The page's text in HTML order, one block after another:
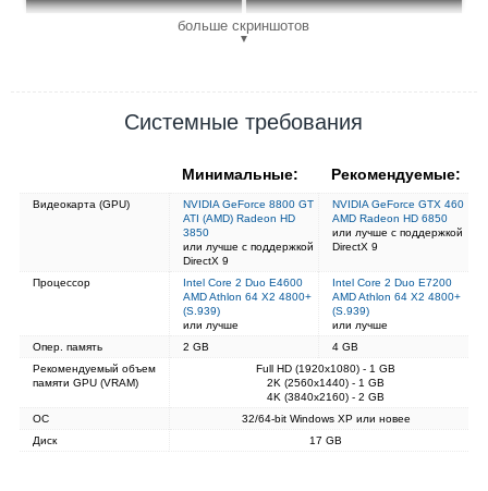
больше скриншотов
▼
Системные требования
Минимальные: Рекомендуемые:
Видеокарта (GPU)
NVIDIA GeForce 8800 GT
ATI (AMD) Radeon HD
3850
или лучше с поддержкой
DirectX 9
NVIDIA GeForce GTX 460
AMD Radeon HD 6850
или лучше с поддержкой
DirectX 9
Процессор
Intel Core 2 Duo E4600
AMD Athlon 64 X2 4800+
(S.939)
или лучше
Intel Core 2 Duo E7200
AMD Athlon 64 X2 4800+
(S.939)
или лучше
Опер. память
2 GB
4 GB
Рекомендуемый объем
памяти GPU (VRAM)
Full HD (1920x1080) - 1 GB
2K (2560x1440) - 1 GB
4K (3840x2160) - 2 GB
ОС
32/64-bit Windows XP или новее
Диск
17 GB